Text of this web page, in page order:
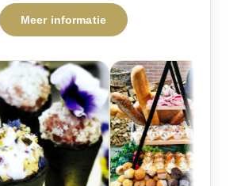
Meer informatie